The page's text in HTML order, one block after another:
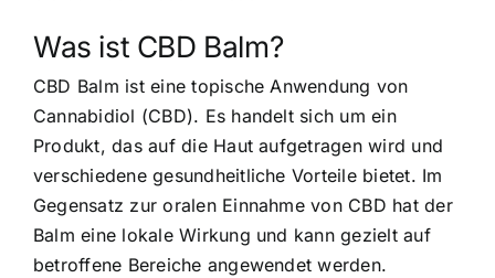
Was ist CBD Balm?
CBD Balm ist eine topische Anwendung von
Cannabidiol (CBD). Es handelt sich um ein
Produkt, das auf die Haut aufgetragen wird und
verschiedene gesundheitliche Vorteile bietet. Im
Gegensatz zur oralen Einnahme von CBD hat der
Balm eine lokale Wirkung und kann gezielt auf
betroffene Bereiche angewendet werden.